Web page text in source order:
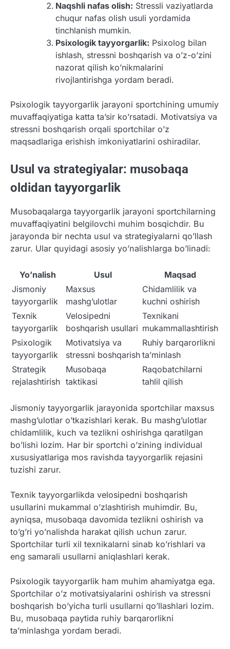
Naqshli nafas olish: Stressli vaziyatlarda
chuqur nafas olish usuli yordamida
tinchlanish mumkin.
Psixologik tayyorgarlik: Psixolog bilan
ishlash, stressni boshqarish va o’z-o’zini
nazorat qilish ko’nikmalarini
rivojlantirishga yordam beradi.
Psixologik tayyorgarlik jarayoni sportchining umumiy
muvaffaqiyatiga katta ta’sir ko’rsatadi. Motivatsiya va
stressni boshqarish orqali sportchilar o’z
maqsadlariga erishish imkoniyatlarini oshiradilar.
Usul va strategiyalar: musobaqa
oldidan tayyorgarlik
Musobaqalarga tayyorgarlik jarayoni sportchilarning
muvaffaqiyatini belgilovchi muhim bosqichdir. Bu
jarayonda bir nechta usul va strategiyalarni qo’llash
zarur. Ular quyidagi asosiy yo’nalishlarga bo’linadi:
Yo’nalish Usul
Maqsad
Jismoniy
tayyorgarlik
Maxsus
mashg’ulotlar
Chidamlilik va
kuchni oshirish
Texnik
tayyorgarlik
Velosipedni
boshqarish usullari
Texnikani
mukammallashtirish
Psixologik
tayyorgarlik
Motivatsiya va
stressni boshqarish
Ruhiy barqarorlikni
ta’minlash
Strategik
rejalashtirish
Musobaqa
taktikasi
Raqobatchilarni
tahlil qilish
Jismoniy tayyorgarlik jarayonida sportchilar maxsus
mashg’ulotlar o’tkazishlari kerak. Bu mashg’ulotlar
chidamlilik, kuch va tezlikni oshirishga qaratilgan
bo’lishi lozim. Har bir sportchi o’zining individual
xususiyatlariga mos ravishda tayyorgarlik rejasini
tuzishi zarur.
Texnik tayyorgarlikda velosipedni boshqarish
usullarini mukammal o’zlashtirish muhimdir. Bu,
ayniqsa, musobaqa davomida tezlikni oshirish va
to’g’ri yo’nalishda harakat qilish uchun zarur.
Sportchilar turli xil texnikalarni sinab ko’rishlari va
eng samarali usullarni aniqlashlari kerak.
Psixologik tayyorgarlik ham muhim ahamiyatga ega.
Sportchilar o’z motivatsiyalarini oshirish va stressni
boshqarish bo’yicha turli usullarni qo’llashlari lozim.
Bu, musobaqa paytida ruhiy barqarorlikni
ta’minlashga yordam beradi.